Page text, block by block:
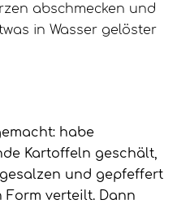
abschmecken und
in Wasser gelöster
habe
Kartoffeln geschält,
und gepfeffert
verteilt. Dann